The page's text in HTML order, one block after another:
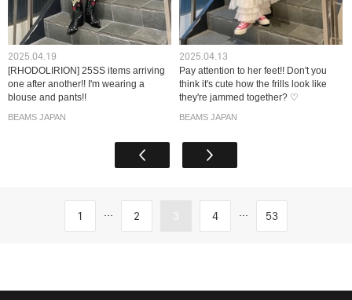
2025.04.19
[RHODOLIRION] 25SS items arriving
one after another!! I'm wearing a
blouse and pants!!
BEAMS JAPAN
2025.04.13
Pay attention to her feet!! Don't you
think it's cute how the frills look like
they're jammed together? ♡
BEAMS JAPAN
1 ... 2 3 4 ... 53